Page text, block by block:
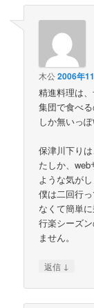
木公2006年
精進料理は、
集団で食べ
しか無いっぽ
保津川下り
たしか、
ような気がし
僕は二回行
なくて簡単に
行楽シーズ
ません。
返信 ↓